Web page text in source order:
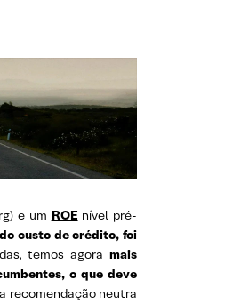
e um ROE nível pré-
custo de crédito, foi
temos agora mais
o que deve
recomendação neutra